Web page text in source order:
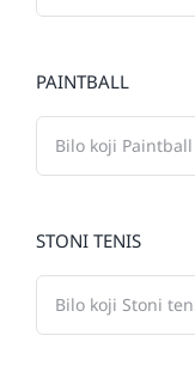
PAINTBALL
STONI TENIS